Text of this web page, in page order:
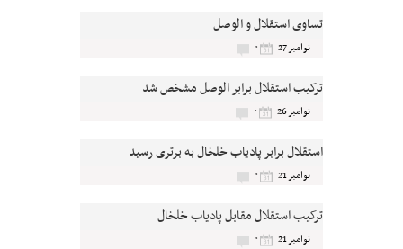
تساوی استقلال و الوصل
نوامبر 27 ۰
ترکیب استقلال برابر الوصل مشخص شد
نوامبر 26 ۰
استقلال برابر پادیاب خلخال به برتری رسید
نوامبر 21 ۰
ترکیب استقلال مقابل پادیاب خلخال
نوامبر 21 ۰